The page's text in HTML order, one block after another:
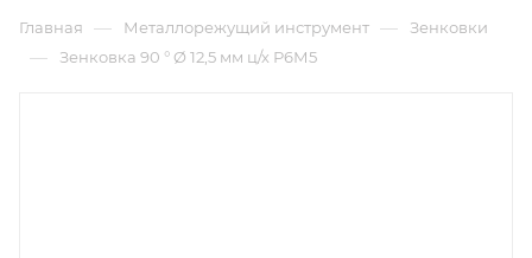
Главная — Металлорежущий инструмент — Зенковки
— Зенковка 90 ° Ø 12,5 мм ц/х Р6М5